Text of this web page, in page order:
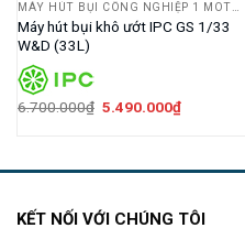
MÁY HÚT BỤI CÔNG NGHIỆP 1 MOTOR
Máy hút bụi khô ướt IPC GS 1/33
W&D (33L)
6.700.000₫ Giá
5.490.000₫Giá
KẾT NỐI VỚI CHÚNG TÔI